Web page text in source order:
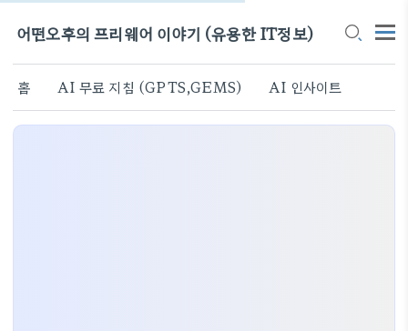
어떤오후의 프리웨어 이야기 (유용한 IT정보)
홈 AI 무료 지침 (GPTS,GEMS) AI 인사이트